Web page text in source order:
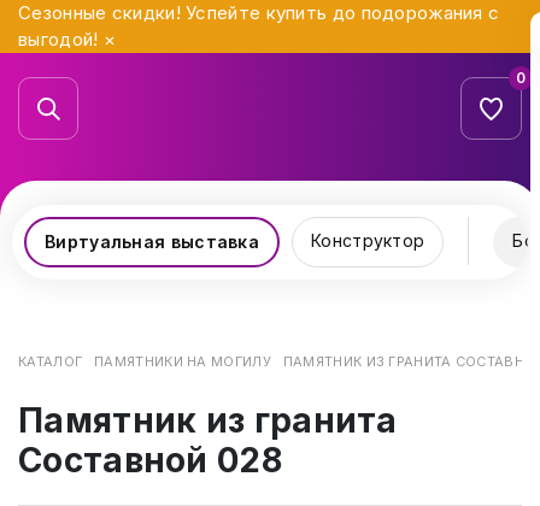
Сезонные скидки! Успейте купить до подорожания с
выгодой! ×
0
Виртуальная выставка Конструктор
КАТАЛОГ ПАМЯТНИКИ НА МОГИЛУ ПАМЯТНИК ИЗ ГРАНИТА
Памятник из гранита
Составной 028